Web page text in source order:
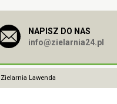
NAPISZ DO NAS
info@zielarnia24.pl
Lawenda